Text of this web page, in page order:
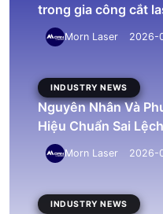
trong gia công cắt
biện pháp cải thiện
Morn Laser 2026-
INDUSTRY NEWS
Nguyên Nhân Và
Hiệu Chuẩn Sai
Điểm Trong Máy Cắt
Morn Laser 2026-
INDUSTRY NEWS